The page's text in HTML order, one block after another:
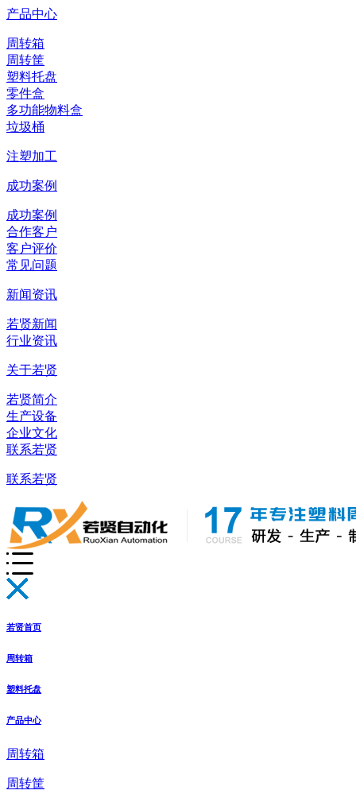
产品中心
周转箱
周转筐
塑料托盘
零件盒
多功能物料盒
垃圾桶
注塑加工
成功案例
成功案例
合作客户
客户评价
常见问题
新闻资讯
若贤新闻
行业资讯
关于若贤
若贤简介
生产设备
企业文化
联系若贤
联系若贤
若贤首页
周转箱
塑料托盘
产品中心
周转箱
周转筐